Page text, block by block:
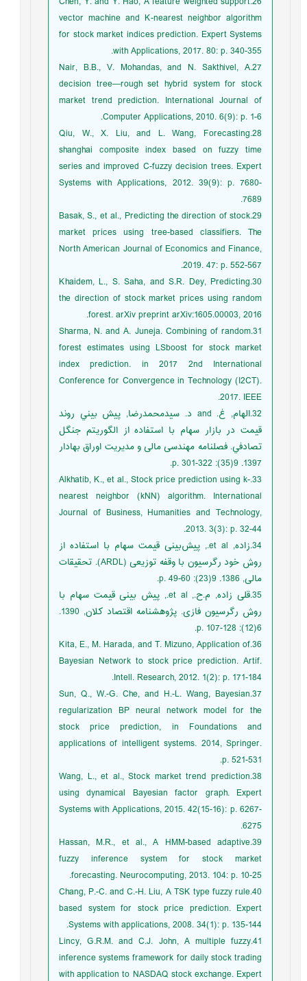
vector machine and K-nearest neighbor algorithm
for stock market indices prediction. Expert Systems
with Applications, 2017. 80: p. 340-355.
27.Nair, B.B., V. Mohandas, and N. Sakthivel, A
decision tree—rough set hybrid system for stock
market trend prediction. International Journal of
Computer Applications, 2010. 6(9): p. 1-6.
28.Qiu, W., X. Liu, and L. Wang, Forecasting
shanghai composite index based on fuzzy time
series and improved C-fuzzy decision trees. Expert
Systems with Applications, 2012. 39(9): p. 7680-
7689.
29.Basak, S., et al., Predicting the direction of stock
market prices using tree-based classifiers. The
North American Journal of Economics and Finance,
2019. 47: p. 552-567.
30.Khaidem, L., S. Saha, and S.R. Dey, Predicting
the direction of stock market prices using random
forest. arXiv preprint arXiv:1605.00003, 2016.
31.Sharma, N. and A. Juneja. Combining of random
forest estimates using LSboost for stock market
index prediction. in 2017 2nd International
Conference for Convergence in Technology (I2CT).
2017. IEEE.
32.الهام, غ. and د. سيدمحمدرضا, پيش بيني روند
قيمت در بازار سهام با استفاده از الگوريتم جنگل
تصادفي. فصلنامه مهندسی مالی و مدیریت اوراق بهادار
1397. 9(35): p. 301-322.
33.Alkhatib, K., et al., Stock price prediction using k-
nearest neighbor (kNN) algorithm. International
Journal of Business, Humanities and Technology,
2013. 3(3): p. 32-44.
34.زاده, et al., پیش‌بینی قیمت سهام با استفاده از
روش خود رگرسیون با وقفه توزیعی (ARDL). تحقیقات
مالی, 1386. 9(23): p. 49-60.
35.قلی زاده, م.ح., et al., پیش بینی قیمت سهام با
روش رگرسیون فازی. پژوهشنامه اقتصاد کلان, 1390.
6(12): p. 107-128.
36.Kita, E., M. Harada, and T. Mizuno, Application of
Bayesian Network to stock price prediction. Artif.
Intell. Research, 2012. 1(2): p. 171-184.
37.Sun, Q., W.-G. Che, and H.-L. Wang, Bayesian
regularization BP neural network model for the
stock price prediction, in Foundations and
applications of intelligent systems. 2014, Springer.
p. 521-531.
38.Wang, L., et al., Stock market trend prediction
using dynamical Bayesian factor graph. Expert
Systems with Applications, 2015. 42(15-16): p. 6267-
6275.
39.Hassan, M.R., et al., A HMM-based adaptive
fuzzy inference system for stock market
forecasting. Neurocomputing, 2013. 104: p. 10-25.
40.Chang, P.-C. and C.-H. Liu, A TSK type fuzzy rule
based system for stock price prediction. Expert
Systems with applications, 2008. 34(1): p. 135-144.
41.Lincy, G.R.M. and C.J. John, A multiple fuzzy
inference systems framework for daily stock trading
with application to NASDAQ stock exchange. Expert